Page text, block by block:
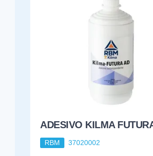
ADESIVO KILMA
RBM 37020002